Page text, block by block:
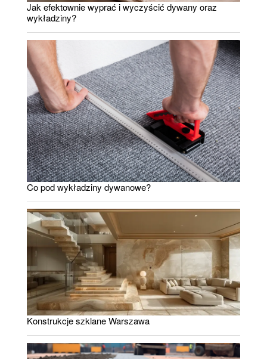
Jak efektownie wyprać i wyczyścić dywany oraz
wykładziny?
Co pod wykładziny dywanowe?
Konstrukcje szklane Warszawa